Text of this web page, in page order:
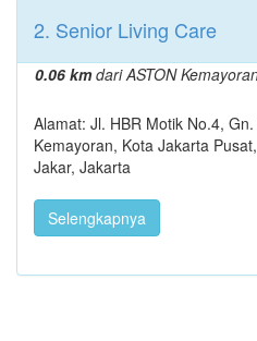
2. Senior Living Care
0.06 kmdari ASTON
Alamat: Jl. HBR Motik No.4,
Kemayoran, Kota Jakarta
Jakar, Jakarta
Selengkapnya